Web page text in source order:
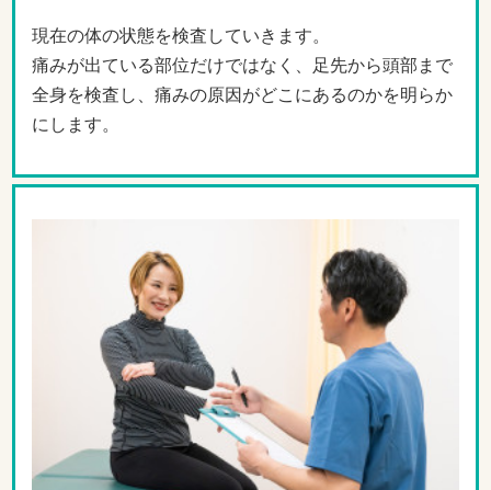
現在の体の状態を検査していきます。
痛みが出ている部位だけではなく、足先から頭部まで
全身を検査し、痛みの原因がどこにあるのかを明らか
にします。